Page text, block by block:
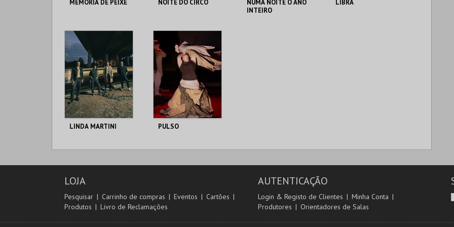
MEMÓRIA DE PEIXE
CINETEATRO
ANTÓNIO LAMOSO
MAIS INFO
COMPRAR
NOITE DO CIRCO
MAIS INFO
COMPRAR
NUMA NOITE O ANO
INTEIRO
LIBRA
LINDA MARTINI
ANTÓNIO LAMOSO
COMPRAR
PULSO
ANTÓNIO LAMOSO
LOJA
Pesquisar Carrinho de compras Eventos
Cartões
Produtos
Livro de Reclamações
AUTENTICAÇÃO
Login & Registo de Clientes
Minha Conta
Produtores
Orientadores de Salas